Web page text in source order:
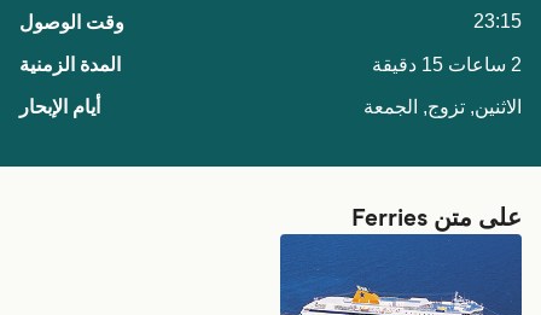
23:15
2 ساعات 15 دقيقة
الاثنين, تزوج, الجمعة
على متن Ferries